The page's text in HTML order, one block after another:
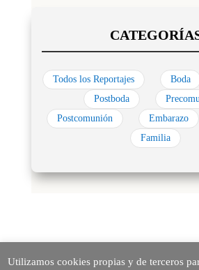
Todos los Reportajes Boda
Postboda
Postcomunión
Embarazo
Familia
Utilizamos cookies propias y de terceros